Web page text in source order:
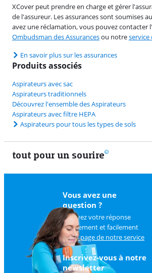
XCover peut prendre en charge et gérer
de l'assureur. Les assurances sont soumises
avez une réclamation, vous pouvez contacter l'
Ombudsman des Assurancesou notreservice
En savoir plus sur les assurances
Produits associés
Aspirateurs avec sac
Aspirateurs traditionnels
Découvrez l'ensemble des Aspirateurs
Aspirateurs avec filtre HEPA
Aspirateurs pour tous les types de sols
tout pour un sourire
Vous avez une
question ?
Trouvez votre réponse
rapidement et facilement
surla page de notre service
client.
Inscrivez-vous à notre
newsletter